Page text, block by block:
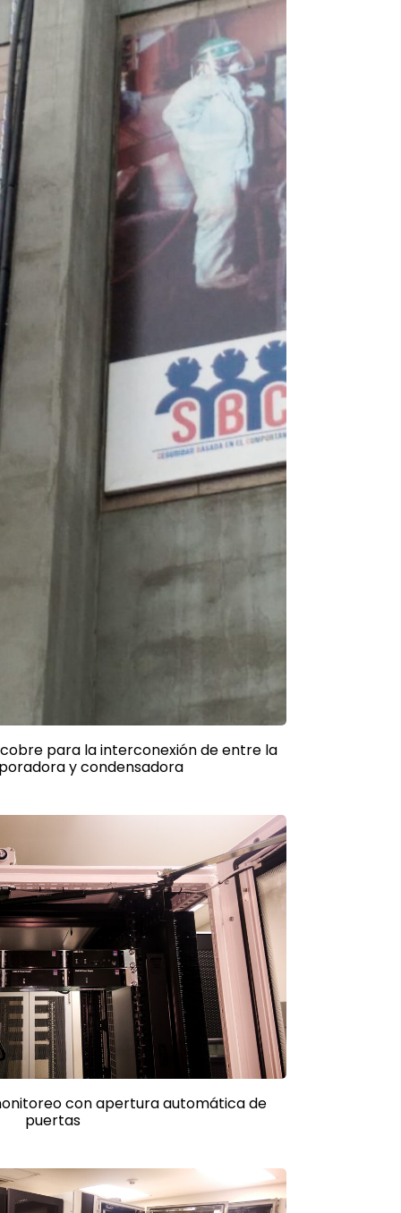
para la interconexión de entre la
y condensadora
con apertura automática de
puertas